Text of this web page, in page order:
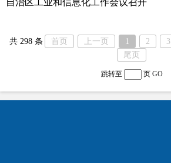
自治区工业和信息化工作会议召开
共 298 条 首页 上一页 1 2 3
尾页
跳转至 页 GO